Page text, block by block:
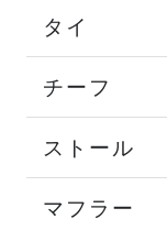
タイ
チーフ
ストール
マフラー